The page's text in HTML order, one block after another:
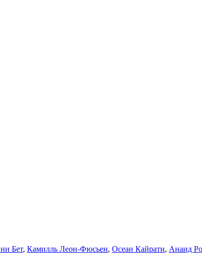
Бет, Камилль Леон-Фюсьен, Осеан Кайрати, Анаид